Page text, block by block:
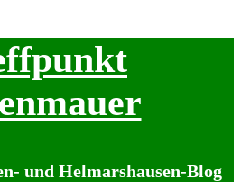
und Helmarshausen-Blog